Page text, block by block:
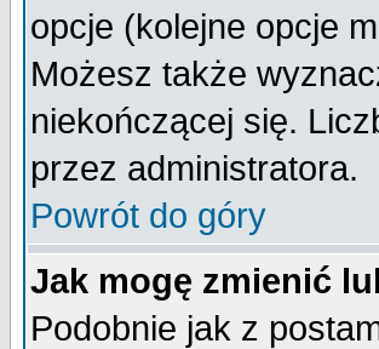
opcje (kolejne opcje
Możesz także
niekończącej się.
przez administratora.
Powrót do góry
Jak mogę zmienić
Podobnie jak z